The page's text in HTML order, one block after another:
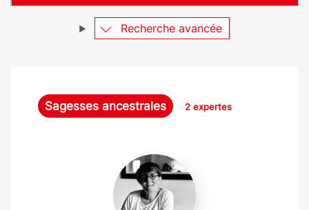
e
Recherche avancée
Sagesses ancestrales 2 expertes
Sylvie
Le
Bail